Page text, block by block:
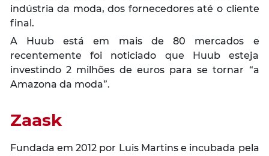
indústria da moda, dos fornecedores até o cliente
final.
A Huub está em mais de 80 mercados e
recentemente foi noticiado que Huub esteja
investindo 2 milhões de euros para se tornar “a
Amazona da moda”.
Zaask
Fundada em 2012 por Luis Martins e incubada pela